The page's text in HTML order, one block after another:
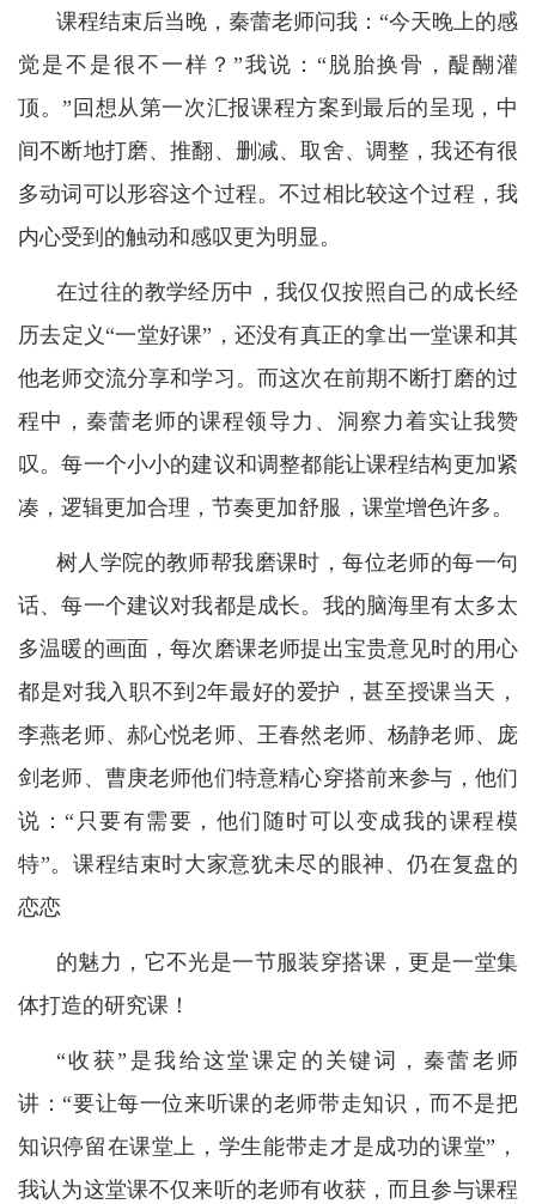
课程结束后当晚，秦蕾老师问我：“今天晚上的感
觉是不是很不一样？”我说：“脱胎换骨，醍醐灌
顶。”回想从第一次汇报课程方案到最后的呈现，中
间不断地打磨、推翻、删减、取舍、调整，我还有很
多动词可以形容这个过程。不过相比较这个过程，我
内心受到的触动和感叹更为明显。
在过往的教学经历中，我仅仅按照自己的成长经
历去定义“一堂好课”，还没有真正的拿出一堂课和其
他老师交流分享和学习。而这次在前期不断打磨的过
程中，秦蕾老师的课程领导力、洞察力着实让我赞
叹。每一个小小的建议和调整都能让课程结构更加紧
凑，逻辑更加合理，节奏更加舒服，课堂增色许多。
树人学院的教师帮我磨课时，每位老师的每一句
话、每一个建议对我都是成长。我的脑海里有太多太
多温暖的画面，每次磨课老师提出宝贵意见时的用心
都是对我入职不到2年最好的爱护，甚至授课当天，
李燕老师、郝心悦老师、王春然老师、杨静老师、庞
剑老师、曹庚老师他们特意精心穿搭前来参与，他们
说：“只要有需要，他们随时可以变成我的课程模
特”。课程结束时大家意犹未尽的眼神、仍在复盘的
恋恋
的魅力，它不光是一节服装穿搭课，更是一堂集
体打造的研究课！
“收获”是我给这堂课定的关键词，秦蕾老师
讲：“要让每一位来听课的老师带走知识，而不是把
知识停留在课堂上，学生能带走才是成功的课堂”，
我认为这堂课不仅来听的老师有收获，而且参与课程